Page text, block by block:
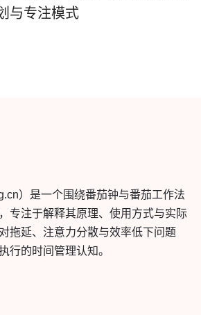
与专注模式
）是一个围绕番茄钟与番茄工作法
专注于解释其原理、使用方式与实际
拖延、注意力分散与效率低下问题
行的时间管理认知。